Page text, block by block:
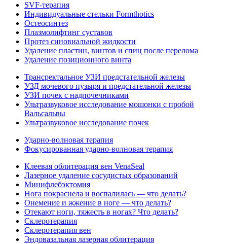
SVF-терапия
Индивидуальные стельки Formthotics
Остеосинтез
Плазмолифтинг суставов
Протез синовиальной жидкости
Удаление пластин, винтов и спиц после перелома
Удаление позиционного винта
Трансректальное УЗИ предстательной железы
УЗД мочевого пузыря и предстательной железы
УЗИ почек с надпочечниками
Ультразвуковое исследование мошонки с пробой
Вальсальвы
Ультразвуковое исследование почек
Ударно-волновая терапия
Фокусированная ударно-волновая терапия
Клеевая облитерация вен VenaSeal
Лазерное удаление сосудистых образований
Минифлебэктомия
Нога покраснела и воспалилась — что делать?
Онемение и жжение в ноге — что делать?
Отекают ноги, тяжесть в ногах? Что делать?
Склеротерапия
Склеротерапия вен
Эндовазальная лазерная облитерация